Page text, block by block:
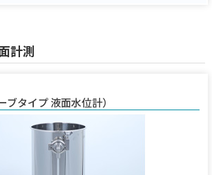
計測
ブタイプ 液面水位計）